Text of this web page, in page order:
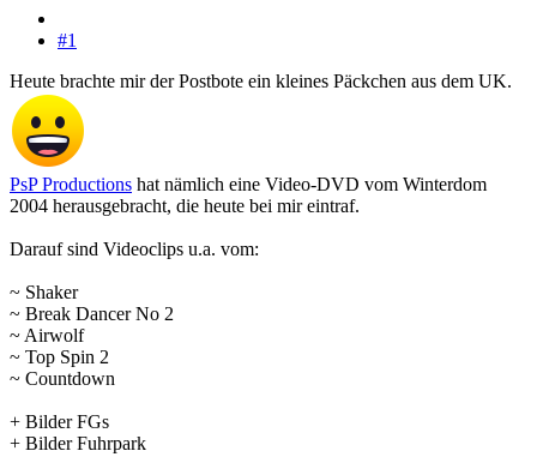
#1
Heute brachte mir der Postbote ein kleines Päckchen aus dem UK.
PsP Productions hat nämlich eine Video-DVD vom Winterdom
2004 herausgebracht, die heute bei mir eintraf.
Darauf sind Videoclips u.a. vom:
~ Shaker
~ Break Dancer No 2
~ Airwolf
~ Top Spin 2
~ Countdown
+ Bilder FGs
+ Bilder Fuhrpark